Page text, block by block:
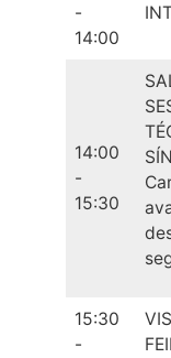
-
14:00
14:00
-
15:30
15:30
-